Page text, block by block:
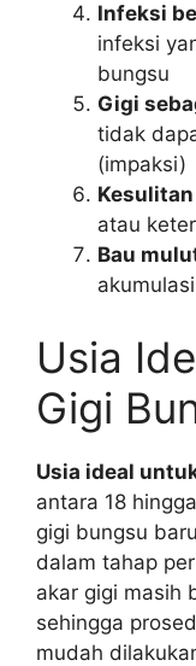
Infeksi
infeksi
bungsu
Gigi
tidak
(impaksi)
atau
Bau
Usia
Gigi
Usia ideal
antara 18
gigi bungsu
dalam tahap
akar gigi masih
sehingga
mudah